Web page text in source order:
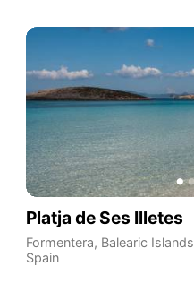
Platja de Ses Illetes
Formentera, Balearic Islands
Spain